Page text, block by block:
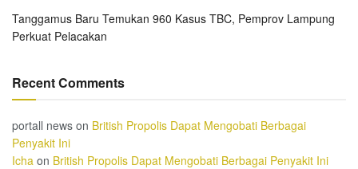
Tanggamus Baru Temukan 960 Kasus TBC, Pemprov Lampung
Perkuat Pelacakan
Recent Comments
portall news on British Propolis Dapat Mengobati Berbagai
Penyakit Ini
Icha on British Propolis Dapat Mengobati Berbagai Penyakit Ini